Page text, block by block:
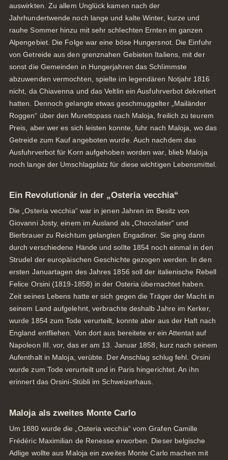
auswirkten. Zu allem Unglück kamen nach der
Jahrhundertwende noch lange und kalte Winter, kurze und
rauhe Sommer hinzu mit sehr schlechten Ernten im ganzen
Alpengebiet. Die Folge war eine böse Hungersnot. Die Einfuhr
von Getreide aus den grenznahen Gebieten Italiens, mit der
sonst die Gemeinden in Hungerjahren das Schlimmste
abzuwenden vermochten, spielte im legendären Notjahr 1816
nicht, da Chiavenna und das Veltlin ein Ausfuhrverbot dekretiert
hatten. Dennoch gelangte etwas geschmuggelter „Mailänder
Roggen“ über den Murettopass nach Maloja, freilich zu teurem
Preis, aber wer es sich leisten konnte, fuhr nach Maloja, wo das
Getreide zum Kauf angeboten wurde. Auch nachdem das
Ausfuhrverbot für Korn aufgehoben worden war, blieb Maloja
noch lange der Umschlagplatz für diese wichtigen Lebensmittel.
Ein Revolutionär in der „Osteria vecchia“
Die „Osteria vecchia“ war in jenen Jahren im Besitz von
Giovanni Josty, einem im Ausland als „Chocolatier“ und
Bierbrauer zu Reichtum gelangten Engadiner. Sie ging dann
durch verschiedene Hände und sollte 1854 noch einmal in den
Strudel der europäischen Geschichte gezogen werden. In den
ersten Januartagen des Jahres 1856 soll der italienische Rebell
Felice Orsini (1819-1858) in der Osteria übernachtet haben.
Zeit seines Lebens hatte er sich gegen die Träger der Macht in
seinem Land aufgelehnt, verbrachte deshalb Jahre im Kerker,
wurde 1854 zum Tode verurteilt, konnte aber aus der Haft nach
England entfliehen. Von dort aus bereitete er ein Attentat auf
Napoleon III. vor, das er am 13. Januar 1858, kurz nach seinem
Aufenthalt in Maloja, verübte. Der Anschlag schlug fehl. Orsini
wurde zum Tode verurteilt und in Paris hingerichtet. An ihn
erinnert das Orsini-Stübli im Schweizerhaus.
Maloja als zweites Monte Carlo
Um 1880 wurde die „Osteria vecchia“ vom Grafen Camille
Frédéric Maximilian de Renesse erworben. Dieser belgische
Adlige wollte aus Maloja ein zweites Monte Carlo machen mit